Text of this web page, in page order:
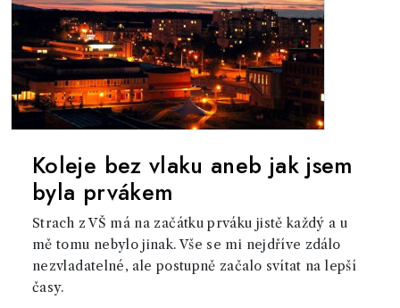
Koleje bez vlaku aneb jak jsem
byla prvákem
Strach z VŠ má na začátku prváku jistě každý a u
mě tomu nebylo jinak. Vše se mi nejdříve zdálo
nezvladatelné, ale postupně začalo svítat na lepší
časy.